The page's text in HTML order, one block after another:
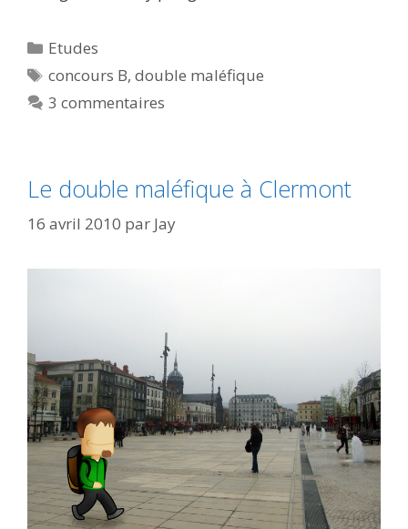
Catégories
Etudes
Étiquettes
concours B,double maléfique
3 commentaires
Le double maléfique à Clermont
16 avril 2010 par Jay